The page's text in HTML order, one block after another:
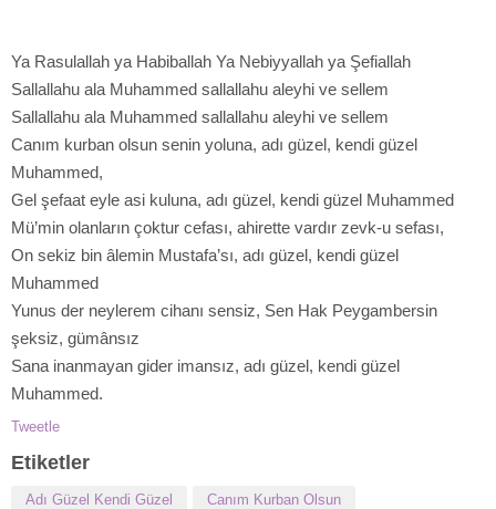
Ya Rasulallah ya Habiballah Ya Nebiyyallah ya Şefiallah
Sallallahu ala Muhammed sallallahu aleyhi ve sellem
Sallallahu ala Muhammed sallallahu aleyhi ve sellem
Canım kurban olsun senin yoluna, adı güzel, kendi güzel
Muhammed,
Gel şefaat eyle asi kuluna, adı güzel, kendi güzel Muhammed
Mü’min olanların çoktur cefası, ahirette vardır zevk-u sefası,
On sekiz bin âlemin Mustafa’sı, adı güzel, kendi güzel
Muhammed
Yunus der neylerem cihanı sensiz, Sen Hak Peygambersin
şeksiz, gümânsız
Sana inanmayan gider imansız, adı güzel, kendi güzel
Muhammed.
Tweetle
Etiketler
Adı Güzel Kendi Güzel Canım Kurban Olsun